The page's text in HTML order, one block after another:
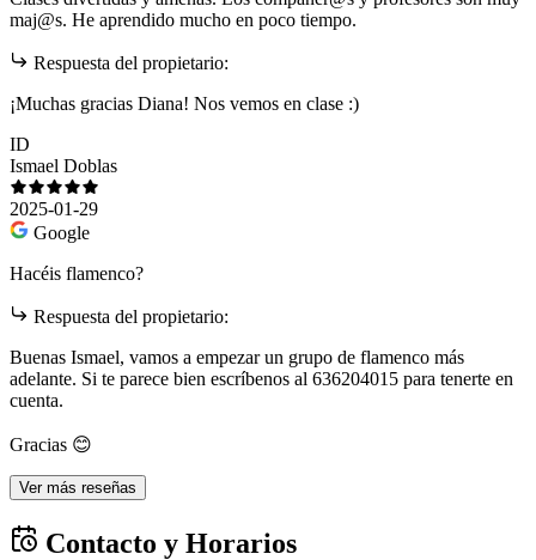
maj@s. He aprendido mucho en poco tiempo.
Respuesta del propietario:
¡Muchas gracias Diana! Nos vemos en clase :)
ID
Ismael Doblas
2025-01-29
Google
Hacéis flamenco?
Respuesta del propietario:
Buenas Ismael, vamos a empezar un grupo de flamenco más
adelante. Si te parece bien escríbenos al 636204015 para tenerte en
cuenta.
Gracias 😊
Ver más reseñas
Contacto y Horarios